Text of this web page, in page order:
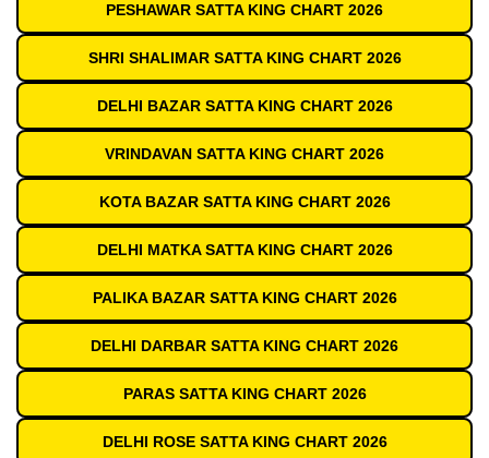
PESHAWAR SATTA KING CHART 2026
SHRI SHALIMAR SATTA KING CHART 2026
DELHI BAZAR SATTA KING CHART 2026
VRINDAVAN SATTA KING CHART 2026
KOTA BAZAR SATTA KING CHART 2026
DELHI MATKA SATTA KING CHART 2026
PALIKA BAZAR SATTA KING CHART 2026
DELHI DARBAR SATTA KING CHART 2026
PARAS SATTA KING CHART 2026
DELHI ROSE SATTA KING CHART 2026